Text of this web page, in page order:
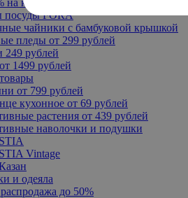
посуды FORA
чайники с бамбуковой крышкой
пледы от 299 рублей
рублей
1499 рублей
от 799 рублей
кухонное от 69 рублей
растения от 439 рублей
наволочки и подушки
Vintage
и одеяла
до 50%